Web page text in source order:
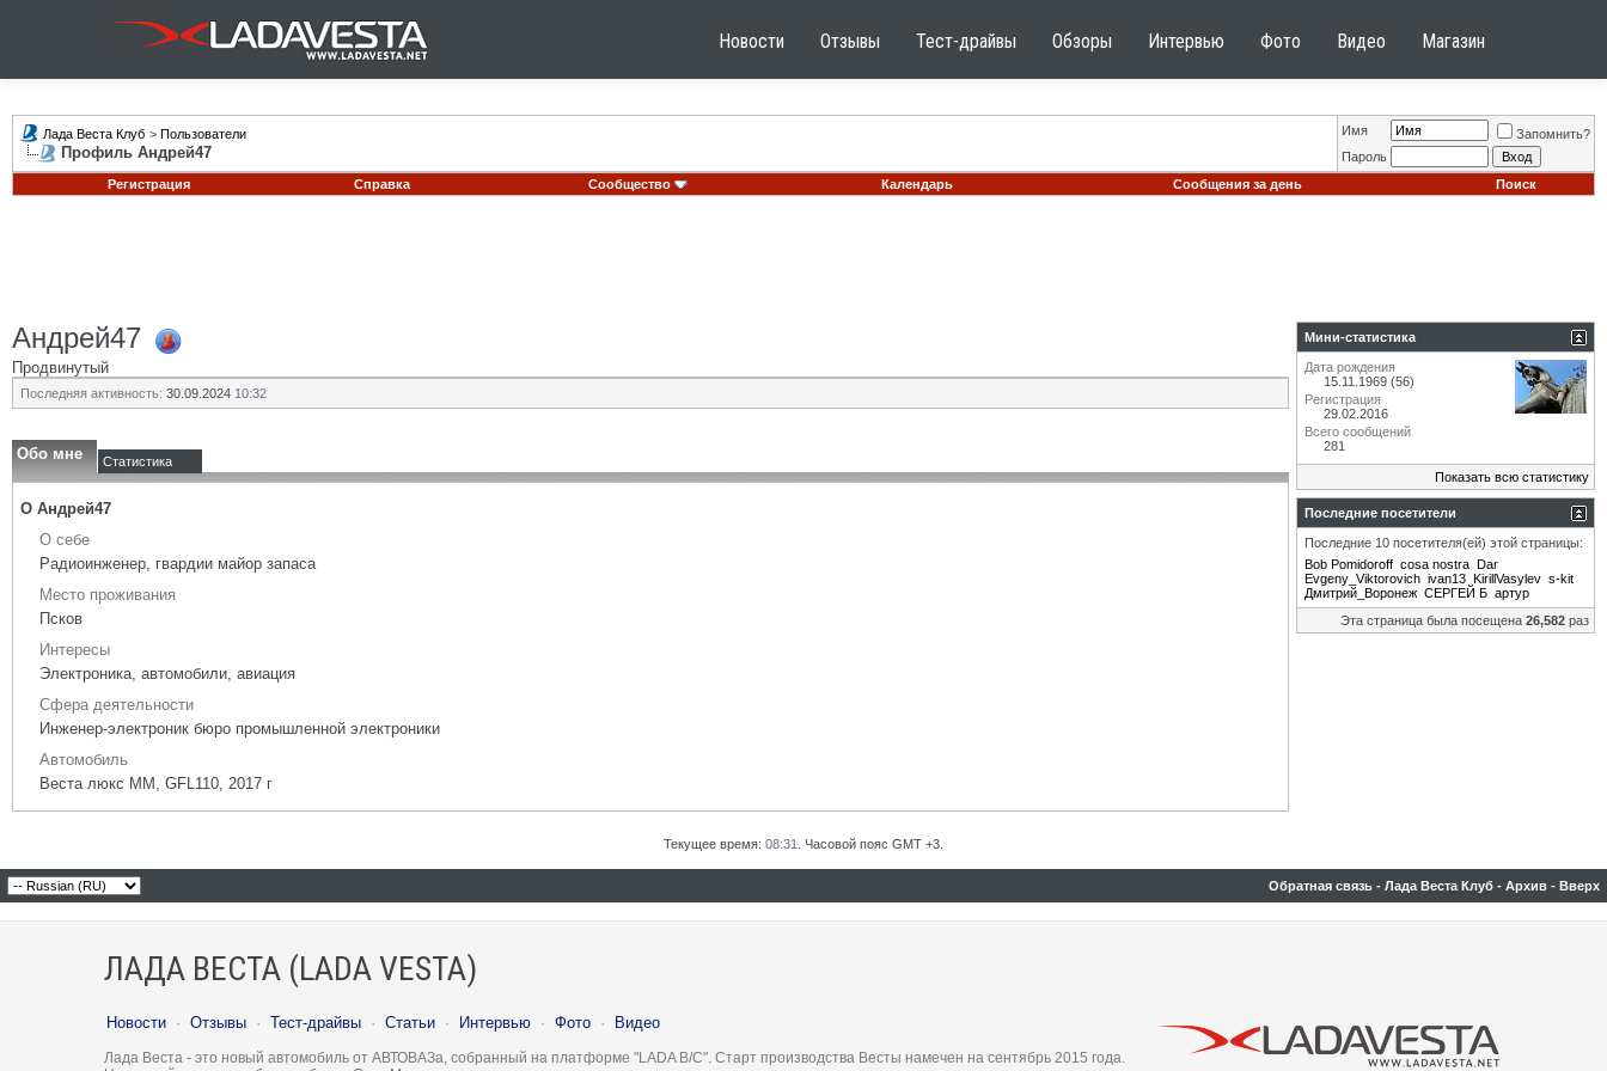
Новости Отзывы Тест-драйвы Обзоры Интервью Фото Видео Магазин
Лада Веста Клуб > Пользователи
Профиль Андрей47
Имя
Запомнить?
Пароль
Регистрация
Справка Сообщество Календарь Сообщения за день Поиск
Андрей47
Продвинутый
Последняя активность: 30.09.2024 10:32
Обо мне Статистика
О Андрей47
О себе
Радиоинженер, гвардии майор запаса
Место проживания
Псков
Интересы
Электроника, автомобили, авиация
Сфера деятельности
Инженер-электроник бюро промышленной электроники
Автомобиль
Веста люкс ММ, GFL110, 2017 г
Мини-статистика
Дата рождения
15.11.1969 (56)
Регистрация
29.02.2016
Всего сообщений
281
Показать всю статистику
Последние посетители
Последние 10 посетителя(ей) этой страницы:
Bob Pomidoroff cosa nostra Dar
Evgeny_Viktorovich ivan13 KirillVasylev s-kit
Дмитрий_Воронеж СЕРГЕЙ Б артур
Эта страница была посещена 26,582 раз
Текущее время: 08:31 . Часовой пояс GMT +3.
Обратная связь - Лада Веста Клуб - Архив - Вверх
ЛАДА ВЕСТА (LADA VESTA)
Новости · Отзывы · Тест-драйвы · Статьи · Интервью · Фото · Видео
Лада Веста - это новый автомобиль от АВТОВАЗа, собранный на платформе "LADA B/C". Старт производства Весты намечен на сентябрь 2015 года.